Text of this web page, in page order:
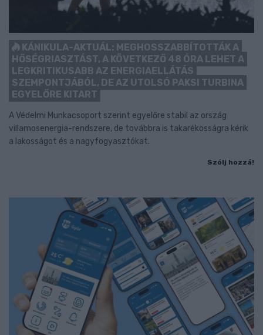
KÁNIKULA-AKTUÁL: MEGHOSSZABBÍTOTTÁK A
HŐSÉGRIASZTÁST, A KÖVETKEZŐ 48 ÓRA LEHET A
LEGKRITIKUSABB AZ ENERGIAELLÁTÁS
SZEMPONTJÁBÓL, DE AZ UTOLSÓ PAKSI TURBINA
EGYELŐRE KITART
A Védelmi Munkacsoport szerint egyelőre stabil az ország
villamosenergia-rendszere, de továbbra is takarékosságra kérik
a lakosságot és a nagyfogyasztókat.
Szólj hozzá!